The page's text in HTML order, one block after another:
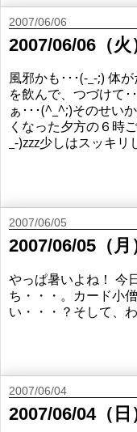
2007/06/06
2007/06/06（火
風邪かも･･･(-_-;) 体
を飲んで、つづけて
ぁ･･･(^_^;)そのせい
くなった夕方の６時
_-)zzz少しはスッキ
2007/06/05
2007/06/05（月
やっぱ暑いよね！ 今
ち・・・。カード小
い・・・？そして、
2007/06/04
2007/06/04（日